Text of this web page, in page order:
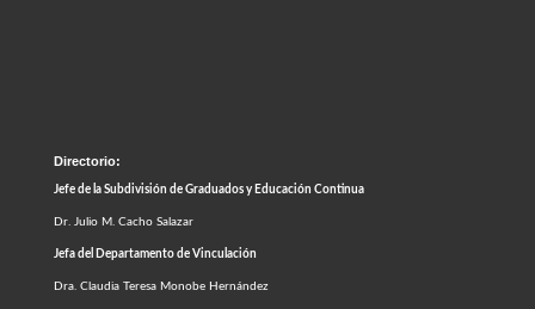
Directorio:
Jefe de la Subdivisión de Graduados y Educación Continua
Dr. Julio M. Cacho Salazar
Jefa del Departamento de Vinculación
Dra. Claudia Teresa Monobe Hernández